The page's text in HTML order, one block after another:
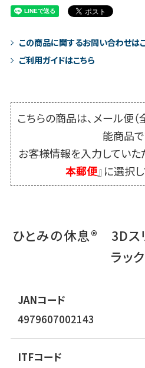
この商品に関するお問い合わせは
ご利用ガイドはこちら
こちらの商品は、メール便
能商品で
お客様情報を入力していた
本郵便』に選択
ひとみの休息® 3Dス
ラック
JANコード
4979607002143
ITFコード